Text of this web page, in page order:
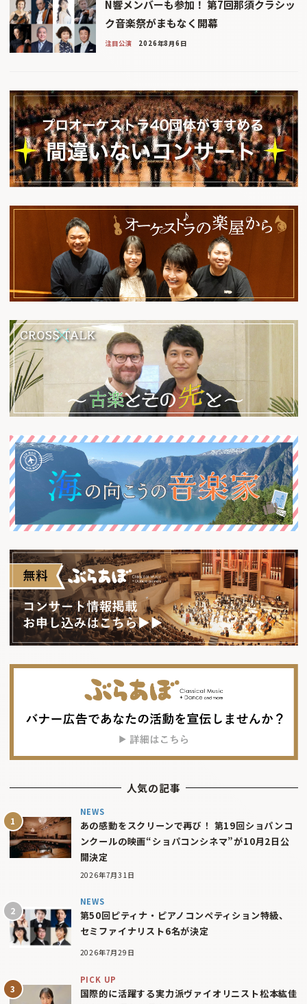
N響メンバーも参加！ 第7回那須クラシッ
ク音楽祭がまもなく開幕
注目公演 2026年8月6日
人気の記事
NEWS
あの感動をスクリーンで再び！ 第19回ショパンコ
ンクールの映画“ショパコンシネマ”が10月2日公
開決定
2026年7月31日
NEWS
第50回ピティナ・ピアノコンペティション特級、
セミファイナリスト6名が決定
2026年7月29日
PICK UP
国際的に活躍する実力派ヴァイオリニスト松本紘佳